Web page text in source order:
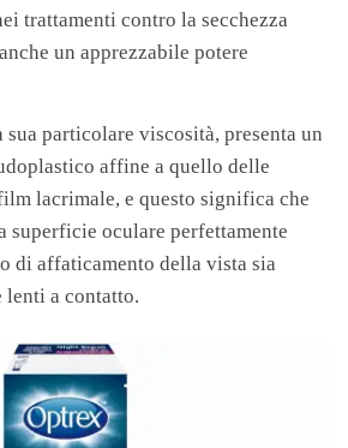
trattamenti contro la secchezza
un apprezzabile potere
particolare viscosità, presenta un
affine a quello delle
lacrimale, e questo significa che
superficie oculare perfettamente
di affaticamento della vista sia
lenti a contatto.